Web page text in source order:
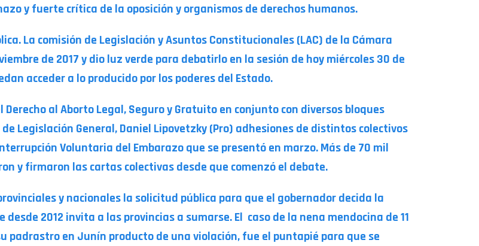
y fuerte crítica de la oposición y organismos de derechos humanos.
La comisión de Legislación y Asuntos Constitucionales (LAC) de la Cámara
de 2017 y dio luz verde para debatirlo en la sesión de hoy miércoles 30 de
acceder a lo producido por los poderes del Estado.
al Aborto Legal, Seguro y Gratuito en conjunto con diversos bloques
Legislación General, Daniel Lipovetzky (Pro) adhesiones de distintos colectivos
Voluntaria del Embarazo que se presentó en marzo. Más de 70 mil
y firmaron las cartas colectivas desde que comenzó el debate.
y nacionales la solicitud pública para que el gobernador decida la
desde 2012 invita a las provincias a sumarse. El caso de la nena mendocina de 11
padrastro en Junín producto de una violación, fue el puntapié para que se